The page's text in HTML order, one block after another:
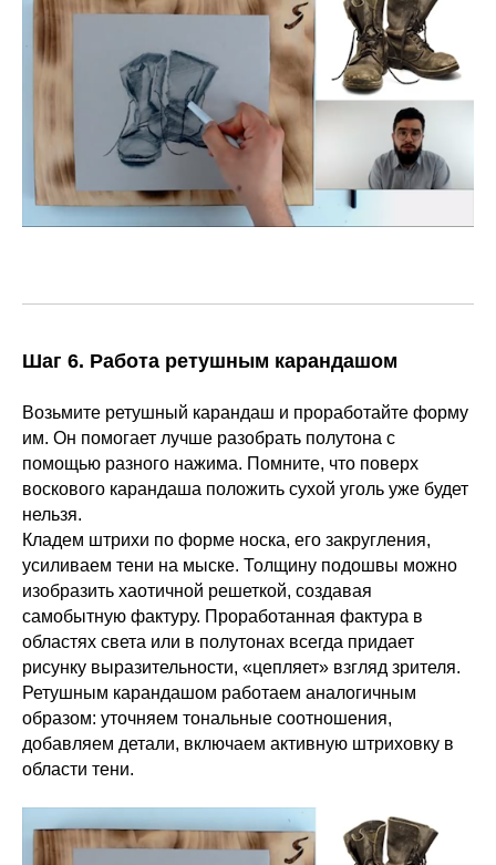
Шаг 6. Работа ретушным карандашом
Возьмите ретушный карандаш и проработайте форму
им. Он помогает лучше разобрать полутона с
помощью разного нажима. Помните, что поверх
воскового карандаша положить сухой уголь уже будет
нельзя.
Кладем штрихи по форме носка, его закругления,
усиливаем тени на мыске. Толщину подошвы можно
изобразить хаотичной решеткой, создавая
самобытную фактуру. Проработанная фактура в
областях света или в полутонах всегда придает
рисунку выразительности, «цепляет» взгляд зрителя.
Ретушным карандашом работаем аналогичным
образом: уточняем тональные соотношения,
добавляем детали, включаем активную штриховку в
области тени.